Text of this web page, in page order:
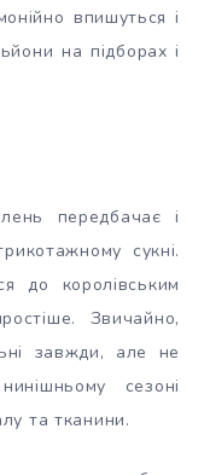
впишуться і
на підборах і
передбачає і
сукні.
до королівським
Звичайно,
завжди, але не
сезоні
та тканини.